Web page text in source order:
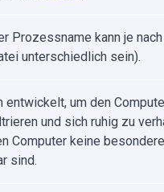
Prozessname kann je
unterschiedlich sein).
entwickelt, um den
und sich ruhig zu
Computer keine
sind.